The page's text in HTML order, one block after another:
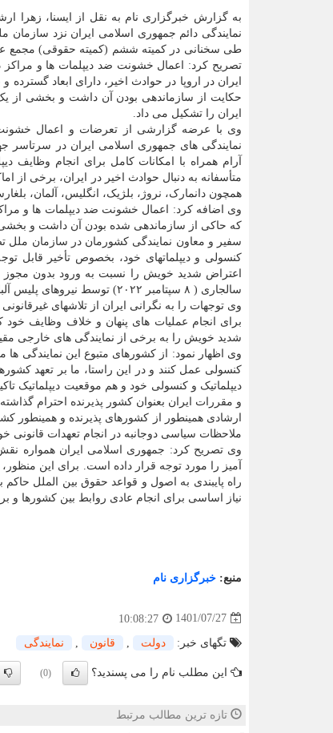
به گزارش خبرگزاری نام به نقل از ایسنا، زهرا
نمایندگی دائم جمهوری اسلامی ایران نزد سازمان
طی سخنانی در کمیته ششم (کمیته حقوقی) مجمع
تصریح کرد: اعمال خشونت ضد دیپلمات ها و مراکز
ایران در اروپا در حوادث اخیر، دارای ابعاد گسترده
حکایت از سازماندهی بودن آن داشت و بخشی از
ایران را تشکیل می داد.
وی با عرضه گزارشی از تعرضات و اعمال
نمایندگی های جمهوری اسلامی ایران در سرتاسر
آرام همراه با امکانات کامل برای انجام وظایف
متأسفانه به دنبال حوادث اخیر در ایران، برخی از
همچون دانمارک، نروژ، بلژیک، انگلیس، آلمان،
وی اضافه کرد: اعمال خشونت ضد دیپلمات ها و
که حاکی از سازماندهی شده بودن آن داشت و بخشی
سفیر و معاون نمایندگی کشورمان در سازمان ملل
کنسولی و دیپلماتهای خود، بخصوص تأخیر قابل
سالجاری ( ۸ سپتامبر ۲۰۲۲) توسط نیروهای پلیس آلبانی بعد از قطع یکجانبه روابط دوجانبه از جانب
وی توجهات را به نگرانی ایران از تلاشهای
برای انجام عملیات های پنهان و خلاف وظایف خود
شدید خویش را به برخی از نمایندگی های خارجی
دیپلماتیک و کنسولی خود و هم موقعیت دیپلماتیک
و مقررات ایران بعنوان کشور پذیرنده احترام
ارشادی همینطور از کشورهای پذیرنده و
ملاحظات سیاسی دوجانبه در انجام تعهدات قانونی
وی تصریح کرد: جمهوری اسلامی ایران همواره نقش
آمیز را مورد توجه قرار داده است. برای این منظور،
راه پایبندی به اصول و قواعد حقوق بین الملل
نیاز اساسی برای انجام عادی روابط بین کشورها
منبع: خبرگزاری نام
1401/07/27
10:08:27
تگهای خبر: دولت قانون نمایندگی
این مطلب نام را می پسندید؟ (0)
تازه ترین مطالب مرتبط